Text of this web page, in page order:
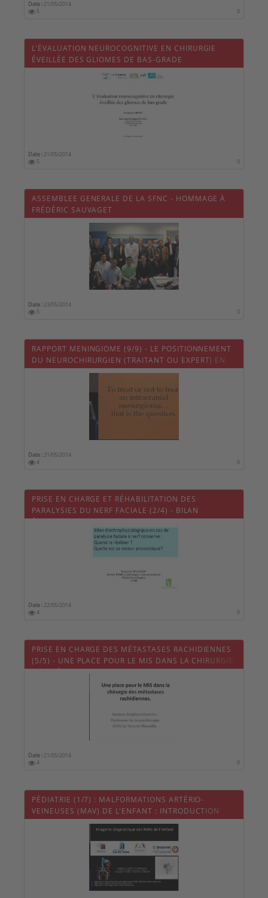
Date : 21/05/2014
5
0
L'ÉVALUATION NEUROCOGNITIVE EN CHIRURGIE
ÉVEILLÉE DES GLIOMES DE BAS-GRADE
Date : 21/05/2014
5
0
ASSEMBLEE GENERALE DE LA SFNC - HOMMAGE À
FRÉDÉRIC SAUVAGET
Date : 23/05/2014
5
0
RAPPORT MENINGIOME (9/9) - LE POSITIONNEMENT
DU NEUROCHIRURGIEN (TRAITANT OU EXPERT) EN
CAS DE RECOURS POUR AGGRAVATION CLINIQUE
Date : 21/05/2014
4
0
PRISE EN CHARGE ET RÉHABILITATION DES
PARALYSIES DU NERF FACIALE (2/4) - BILAN
ÉLECTROPHYSIOLOGIQUE EN CAS DE PARALYSIE
FACIALE À NERF CONSERVÉ : QUAND LE RÉALISER?
QUELLE EST SA VALEUR PRONOSTIQUE?
Date : 22/05/2014
4
0
PRISE EN CHARGE DES MÉTASTASES RACHIDIENNES
(5/5) - UNE PLACE POUR LE MIS DANS LA CHIRURGIE
DES MÉTASTASES RACHIDIENNES
Date : 21/05/2014
4
0
PÉDIATRIE (1/7) : MALFORMATIONS ARTÉRIO-
VEINEUSES (MAV) DE L'ENFANT : INTRODUCTION